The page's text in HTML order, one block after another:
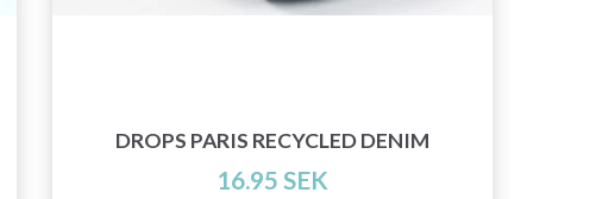
DROPS PARIS RECYCLED DENIM
16.95 SEK